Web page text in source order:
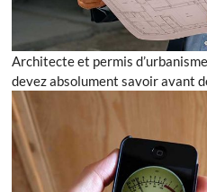
Architecte et permis
devez absolument savoir avant